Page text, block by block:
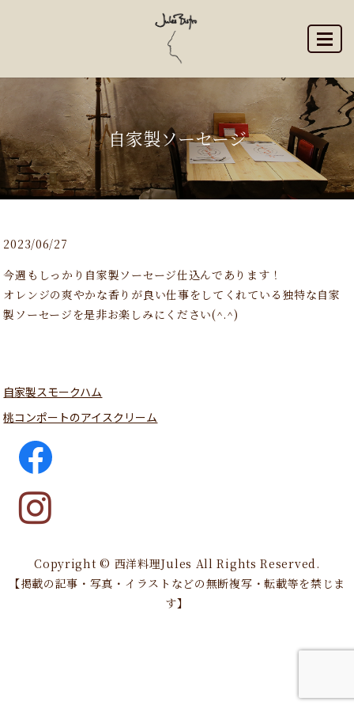
自家製ソーセージ
2023/06/27
今週もしっかり自家製ソーセージ仕込んであります！
オレンジの爽やかな香りが良い仕事をしてくれている独特な自家
製ソーセージを是非お楽しみにください(^.^)
自家製スモークハム
桃コンポートのアイスクリーム
Copyright © 西洋料理Jules All Rights Reserved.
【掲載の記事・写真・イラストなどの無断複写・転載等を禁じま
す】